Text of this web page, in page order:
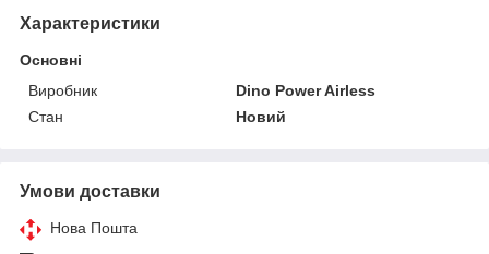
Характеристики
Основні
Виробник
Dino Power Airless
Стан
Новий
Умови доставки
Нова Пошта